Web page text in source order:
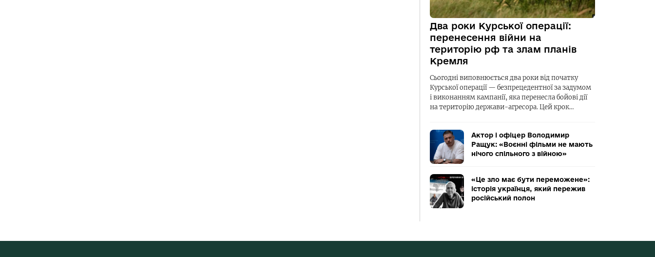
Два роки Курської операції:
перенесення війни на
територію рф та злам планів
Кремля
Сьогодні виповнюється два роки від початку
Курської операції — безпрецедентної за задумом
і виконанням кампанії, яка перенесла бойові дії
на територію держави-агресора. Цей крок…
Актор і офіцер Володимир
Ращук: «Воєнні фільми не мають
нічого спільного з війною»
«Це зло має бути переможене»:
історія українця, який пережив
російський полон